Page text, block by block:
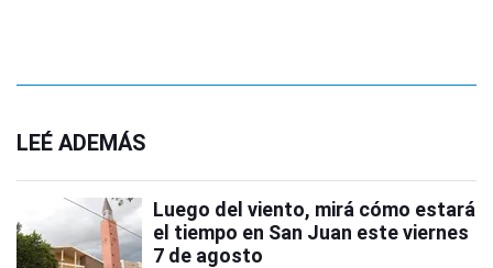
LEÉ ADEMÁS
Luego del viento, mirá cómo estará
el tiempo en San Juan este viernes
7 de agosto